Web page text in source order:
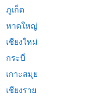
ภูเก็ต
หาดใหญ่
เชียงใหม่
กระบี่
เกาะสมุย
เชียงราย